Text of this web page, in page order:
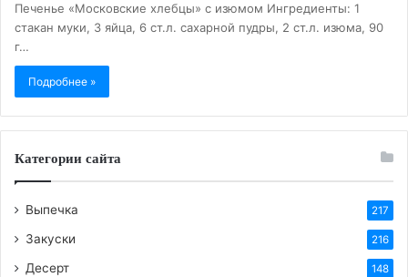
Печенье «Московские хлебцы» с изюмом Ингредиенты: 1
стакан муки, 3 яйца, 6 ст.л. сахарной пудры, 2 ст.л. изюма, 90
г…
Подробнее »
Категории сайта
Выпечка 217
Закуски 216
Десерт 148